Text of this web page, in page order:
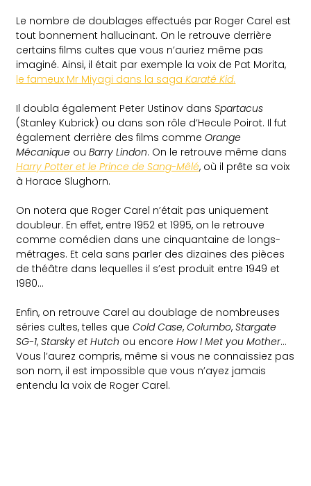
Le nombre de doublages effectués par Roger Carel est
tout bonnement hallucinant. On le retrouve derrière
certains films cultes que vous n’auriez même pas
imaginé. Ainsi, il était par exemple la voix de Pat Morita,
le fameux Mr Miyagi dans la sagaKaraté Kid.
Il doubla également Peter Ustinov dansSpartacus
(Stanley Kubrick) ou dans son rôle d’Hecule Poirot. Il fut
également derrière des films commeOrange
Mécanique ouBarry Lindon. On le retrouve même dans
Harry Potter et le Prince de Sang-Mêlé, où il prête sa voix
à Horace Slughorn.
On notera que Roger Carel n’était pas uniquement
doubleur. En effet, entre 1952 et 1995, on le retrouve
comme comédien dans une cinquantaine de longs-
métrages. Et cela sans parler des dizaines des pièces
de théâtre dans lequelles il s’est produit entre 1949 et
1980…
Enfin, on retrouve Carel au doublage de nombreuses
séries cultes, telles que Cold Case,Columbo,Stargate
SG-1,Starsky et Hutch ou encoreHow I Met you Mother…
Vous l’aurez compris, même si vous ne connaissiez pas
son nom, il est impossible que vous n’ayez jamais
entendu la voix de Roger Carel.